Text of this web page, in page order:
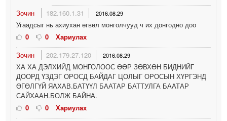
Зочин
182.160.1.31 2016.08.29
Угаадсыг нь ахиухан өгвөл монголчууд ч их донгодно доо
0
0
Хариулах
Зочин
202.179.27.120 2016.08.29
ХА ХА ДЭЛХИЙД МОНГОЛООС ӨӨР ЗӨВХӨН БИДНИЙГ
ДООРД ҮЗДЭГ ОРОСД БАЙДАГ ЦОЛЫГ ОРОСЫН ХҮРГЭНД
ӨГӨЛГҮЙ ЯАХАВ.БАТҮҮЛ БААТАР БАТТУЛГА БААТАР
САЙХААН.БОЛЖ БАЙНА.
0
0 Хариулах